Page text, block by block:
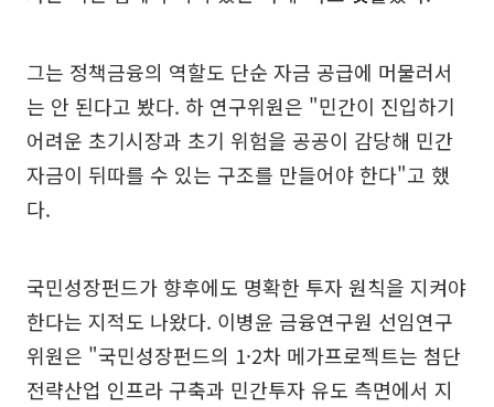
그는 정책금융의 역할도 단순 자금 공급에 머물러서
는 안 된다고 봤다. 하 연구위원은 "민간이 진입하기
어려운 초기시장과 초기 위험을 공공이 감당해 민간
자금이 뒤따를 수 있는 구조를 만들어야 한다"고 했
다.
국민성장펀드가 향후에도 명확한 투자 원칙을 지켜야
한다는 지적도 나왔다. 이병윤 금융연구원 선임연구
위원은 "국민성장펀드의 1·2차 메가프로젝트는 첨단
전략산업 인프라 구축과 민간투자 유도 측면에서 지